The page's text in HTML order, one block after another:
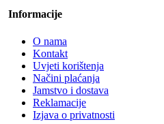
Informacije
O nama
Kontakt
Uvjeti korištenja
Načini plaćanja
Jamstvo i dostava
Reklamacije
Izjava o privatnosti